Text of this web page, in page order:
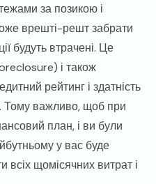
за позикою і
врешті-решт забрати
будуть втрачені. Це
і також
рейтинг і здатність
Тому важливо, щоб при
план, і ви були
у вас буде
всіх щомісячних витрат і